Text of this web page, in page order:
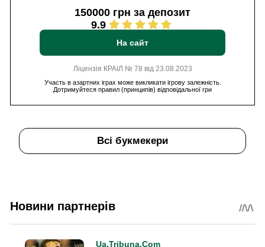
150000 грн за депозит
9.9
На сайт
Ліцензія КРАІЛ № 78 від 23.08.2023
Участь в азартних іграх може викликати ігрову залежність.
Дотримуйтеся правил (принципів) відповідальної гри
Всі букмекери